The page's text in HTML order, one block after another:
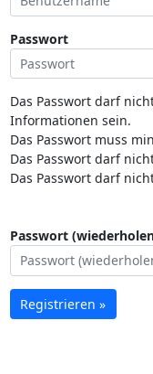
Passwort
Das Passwort darf
Informationen sein.
Das Passwort muss
Das Passwort darf
Das Passwort darf
Passwort
Registrieren »